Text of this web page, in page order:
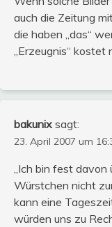
auch die Zeitung
die haben „das“
„Erzeugnis“
bakunix sagt:
23. April 2007 um
„Ich bin fest
Würstchen nicht
kann eine
würden uns zu